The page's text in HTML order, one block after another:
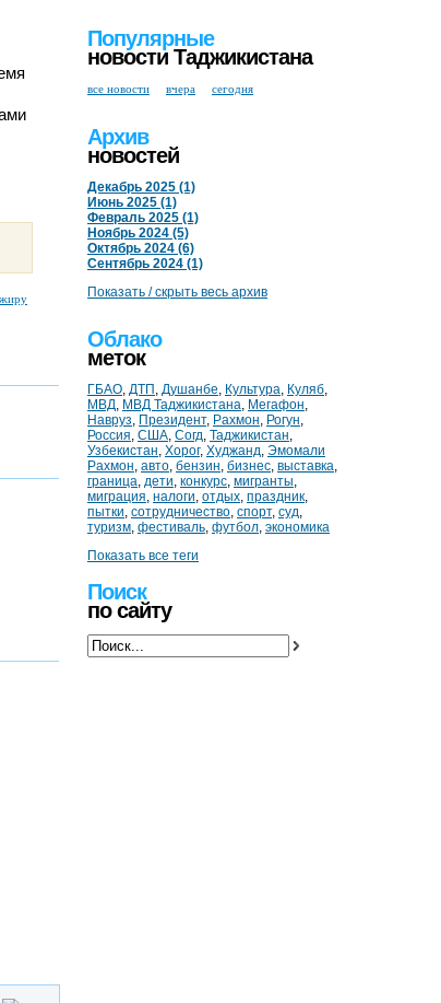
Популярные
новости Таджикистана
все новости вчера сегодня
Архив
новостей
Декабрь 2025 (1)
Июнь 2025 (1)
Февраль 2025 (1)
Ноябрь 2024 (5)
Октябрь 2024 (6)
Сентябрь 2024 (1)
Показать / скрыть весь архив
Облако
меток
ГБАО, ДТП , Душанбе, Культура, Куляб,
МВД, МВД Таджикистана, Мегафон,
Навруз, Президент, Рахмон, Рогун,
Россия, США, Согд, Таджикистан,
Узбекистан, Хорог, Худжанд, Эмомали
Рахмон, авто, бензин, бизнес, выставка,
граница, дети, конкурс, мигранты,
миграция, налоги, отдых, праздник,
пытки, сотрудничество, спорт, суд,
туризм, фестиваль, футбол, экономика
Показать все теги
Поиск
по сайту